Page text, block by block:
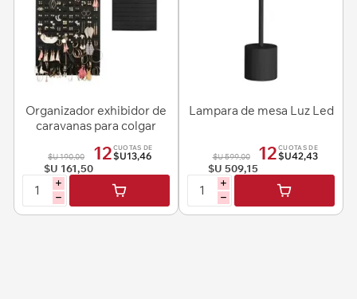
Organizador exhibidor de
caravanas para colgar
$U 190,00
$U 161,50
12 CUOTAS DE
$U13,46
i
h
Lampara de mesa Luz Led
$U 599,00
$U 509,15
12 CUOTAS DE
$U42,43
i
h